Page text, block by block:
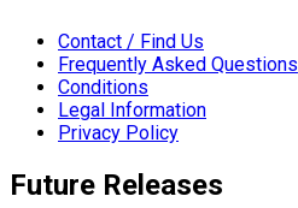
Contact / Find Us
Frequently Asked Questions
Conditions
Legal Information
Privacy Policy
Future Releases